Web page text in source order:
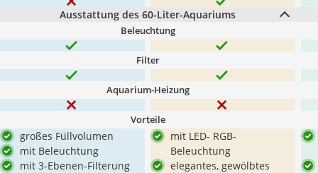
Ausstattung des 60-Liter-Aquariums
Beleuchtung
Filter
Aquarium-Heizung
Vorteile
großes Füllvolumen
mit Beleuchtung
mit 3-Ebenen-Filterung
mit LED- RGB-
Beleuchtung
elegantes, gewölbtes